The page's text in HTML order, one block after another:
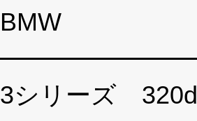
BMW
3シリーズ 320d